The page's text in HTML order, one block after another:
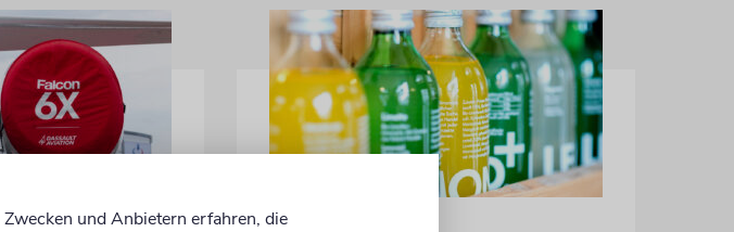
MEINUNG
und Anbietern erfahren, die